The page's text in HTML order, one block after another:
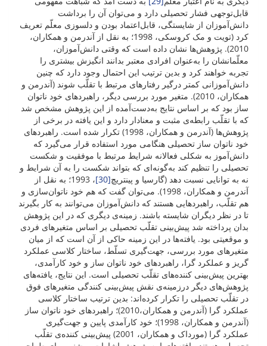
قابل‌توجهی فشار تحصیلی دارد و می‌توان آن را برداشت
دانش‌آموزان از شایستگی، قابل‌اعتماد بودن و دلسوزی معلّم تعریف
کرد (تویت و مک کروسکی، 1998؛ به نقل از آندرمن و همکاران،
2010). پژوهش‌ها نشان داده‌ است که وقتی دانش‌آموزان،
معلّمانشان را به‌عنوان افرادی معتبر بدانند انگیزش بیشتری را
تجربه خواهند کرد و بدین ترتیب این احتمال وجود دارد که چنین
دانش‌آموزانی کمتر درگیر رفتارهای مرتبط با تقلّب شوند (آندرمن و
همکاران، 2010). متغیر مورد بررسی دیگر، راهبردهای خود ناتوان
ساز بود که بر اساس نتایج به‌دست‌آمده از این پژوهش مشخص شد
که با تقلّب رابطه‌ی مثبت و معنادار دارد و این یافته در برخی از
پژوهش‌ها (آندرمن و همکاران، 1998) تکرار شده است. راهبردهای
خود ناتوان ساز تحصیلی هنگامی مورد استفاده قرار می‌گیرد که
دانش‌آموز به شکلی فعالانه شرایط مرتبط با موفقیت و شکست
تحصیلی را تنظیم کند به‌گونه‌ای که بتواند شکست را به آن شرایط و
نه به توانایی نسبت دهد (گارسیا و پینتریچ[30]
، 1993؛ به نقل از
آندرمن و همکاران، 1998). می‌توان گفت که هم خود ناتوان‌سازی و
هم تقلّب، راهبردهایی هستند که دانش‌آموزان می‌توانند به کار بگیرند
تا در نظر دیگران شایسته باشند. زمینه‌ی دیگری که در این پژوهش
بدان پرداخته شد پیش‌بینی تقلّب تحصیلی بر اساس متغیرهای فردی
و موقعیتی بود. یافته‌ها در این زمینه حاکی از آن است که از میان
متغیرهای مورد بررسی، جهت‌گیری تسلّط، ساختار کلاسی عملکرد
گریز و عملکرد گرا، راهبردهای خود ناتوان ساز و خود کارآمدی،
بهترین پیش‌بینی کننده‌های تقلّب تحصیلی است. این نتایج، یافته‌های
پژوهش‌های دیگر درزمینه‌ی نقش پیش‌بینی کنندگی متغیرهای فوق
در تقلّب تحصیلی را تکرار کرده‌اند: بدین ترتیب ساختار کلاسی
عملکرد گرا (آندرمن و همکاران،2010)؛ راهبردهای خود ناتوان ساز
(آندرمن و همکاران، 1998)؛ خود کارآمدی پایین و جهت‌گیری
عملکرد گرا (مورداک و همکاران، 2001) پیش‌بینی کننده‌ی تقلّب